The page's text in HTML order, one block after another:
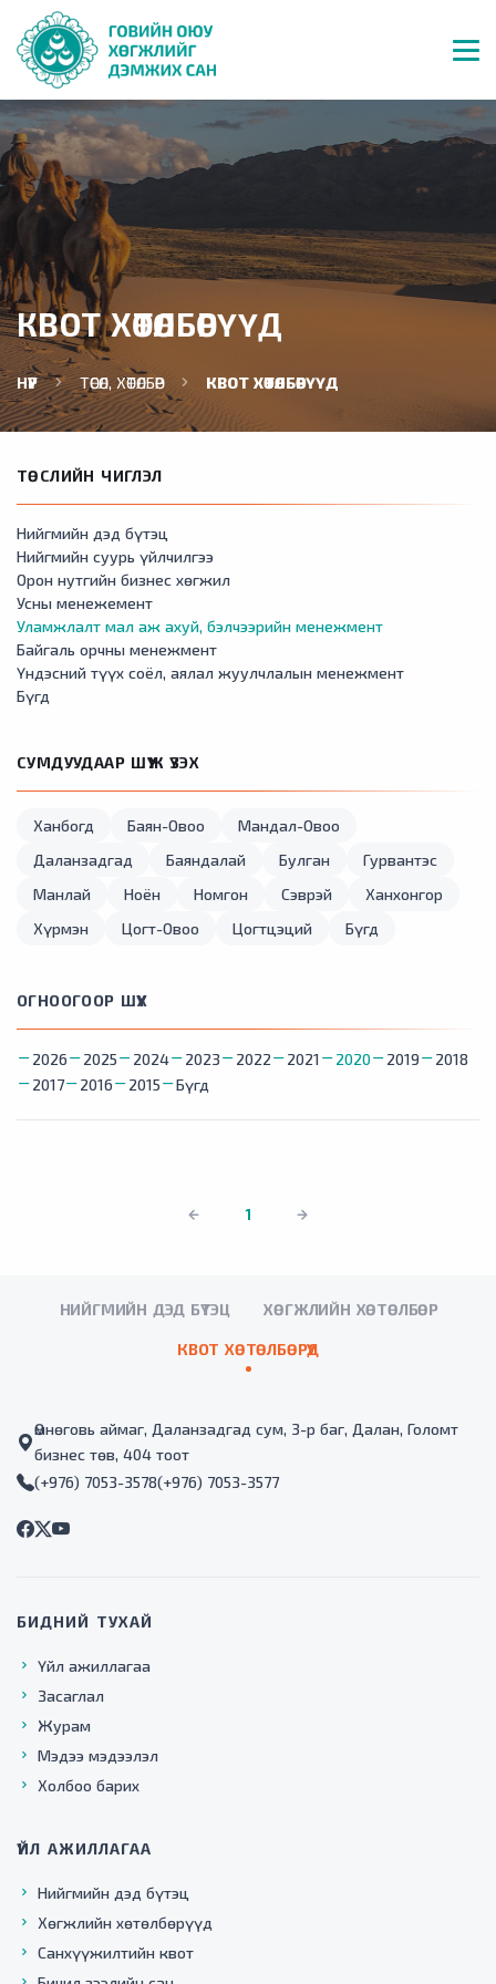
КВОТ ХӨТӨЛБӨРҮҮД
НҮҮР ТӨСӨЛ, ХӨТӨЛБӨР КВОТ ХӨТӨЛБӨРҮҮД
ТӨСЛИЙН ЧИГЛЭЛ
Нийгмийн дэд бүтэц
Нийгмийн суурь үйлчилгээ
Орон нутгийн бизнес хөгжил
Усны менежемент
Уламжлалт мал аж ахуй, бэлчээрийн менежмент
Байгаль орчны менежмент
Үндэсний түүх соёл, аялал жуулчлалын менежмент
Бүгд
СУМДУУДААР ШҮҮЖ ҮЗЭХ
Ханбогд Баян-Овоо
Мандал-Овоо
Даланзадгад
Баяндалай Булган
Гурвантэс
Манлай
Ноён Номгон Сэврэй
Ханхонгор
Хүрмэн
Цогт-Овоо Цогтцэций Бүгд
ОГНООГООР ШҮҮХ
2026 2025 2024 2023 2022 2021 2020 2019
2018
2017
2016 2015 Бүгд
1
НИЙГМИЙН ДЭД БҮТЭЦ ХӨГЖЛИЙН ХӨТӨЛБӨР
КВОТ ХӨТӨЛБӨРҮҮД
Өмнөговь аймаг, Даланзадгад сум, 3-р баг, Далан, Голомт
бизнес төв, 404 тоот
(+976) 7053-3578(+976) 7053-3577
БИДНИЙ ТУХАЙ
Үйл ажиллагаа
Засаглал
Журам
Мэдээ мэдээлэл
Холбоо барих
ҮЙЛ АЖИЛЛАГАА
Нийгмийн дэд бүтэц
Хөгжлийн хөтөлбөрүүд
Санхүүжилтийн квот